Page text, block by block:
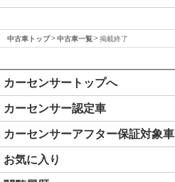
中古車トップ 中古車一覧 掲載終了
カーセンサートップへ
カーセンサー認定車
カーセンサーアフター保証対象車
お気に入り